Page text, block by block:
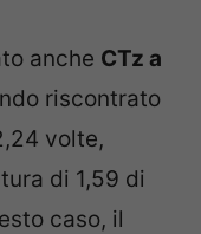
anche CTz a
riscontrato
volte,
di 1,59 di
caso, il